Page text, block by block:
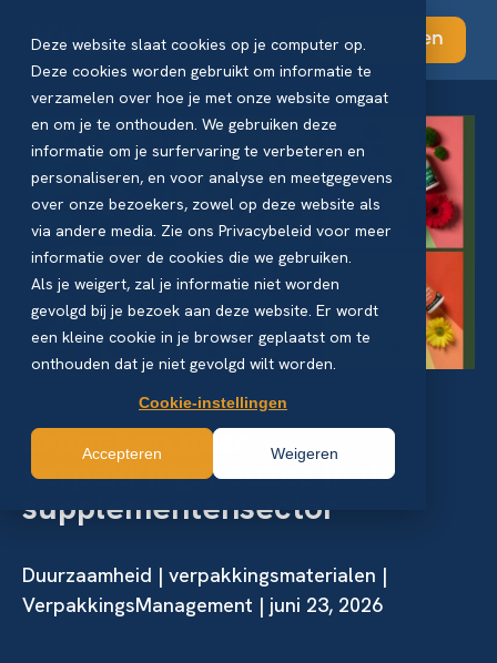
Deze website slaat cookies op je computer op.
Deze cookies worden gebruikt om informatie te
verzamelen over hoe je met onze website omgaat
en om je te onthouden. We gebruiken deze
informatie om je surfervaring te verbeteren en
personaliseren, en voor analyse en meetgegevens
over onze bezoekers, zowel op deze website als
via andere media. Zie ons Privacybeleid voor meer
informatie over de cookies die we gebruiken.
Als je weigert, zal je informatie niet worden
gevolgd bij je bezoek aan deze website. Er wordt
een kleine cookie in je browser geplaatst om te
onthouden dat je niet gevolgd wilt worden.
Cookie-instellingen
Accepteren Weigeren
Abonneren
Brunel en haar
verpakkingskeuzes in de
supplementensector
Duurzaamheid | verpakkingsmaterialen |
VerpakkingsManagement | juni 23, 2026